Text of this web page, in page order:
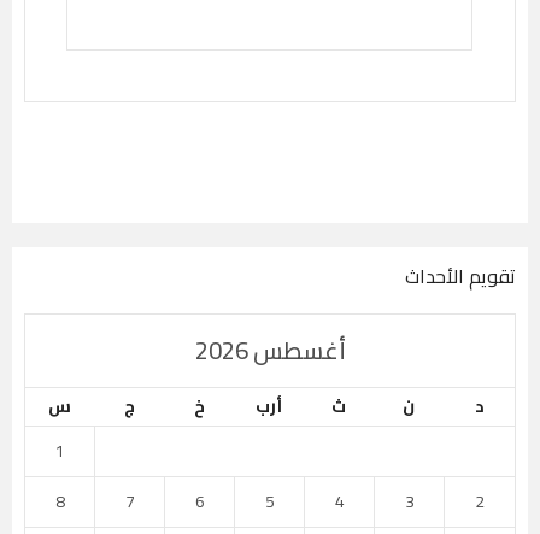
تقويم الأحداث
أغسطس 2026
د ن ث أرب خ ج س
1
2
3
4
5
6
7
8